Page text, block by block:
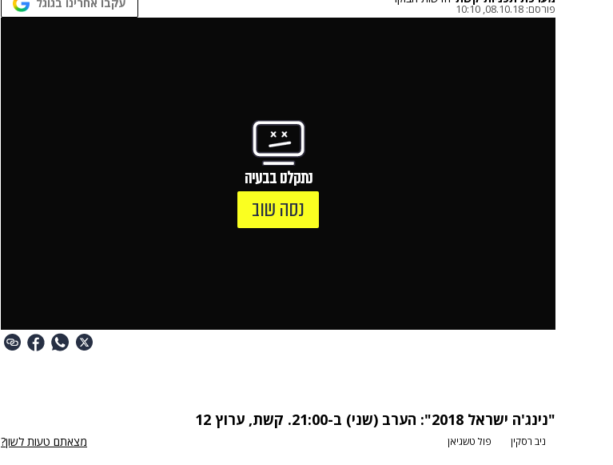
פורסם: 08.10.18, 10:10
נתקלנו בבעיה
נסה שוב
"נינג'ה ישראל 2018": הערב (שני) ב-21:00. קשת, ערוץ 12
ניב רסקין פול טשגיאן מצאתם טעות לשון?